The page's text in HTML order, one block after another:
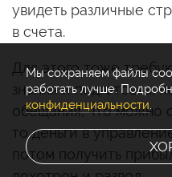
увидеть различные
в счета.
Для этого тоже
знания и подготовка,
обещания, что можно
то деньги в
потом получить
Мы cохраняем файлы
работать лучше.
конфиденциальности